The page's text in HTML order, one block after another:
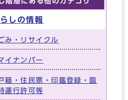
しの情報
み・リサイクル
イナンバー
籍・住民票・印鑑登録・臨
運行許可等